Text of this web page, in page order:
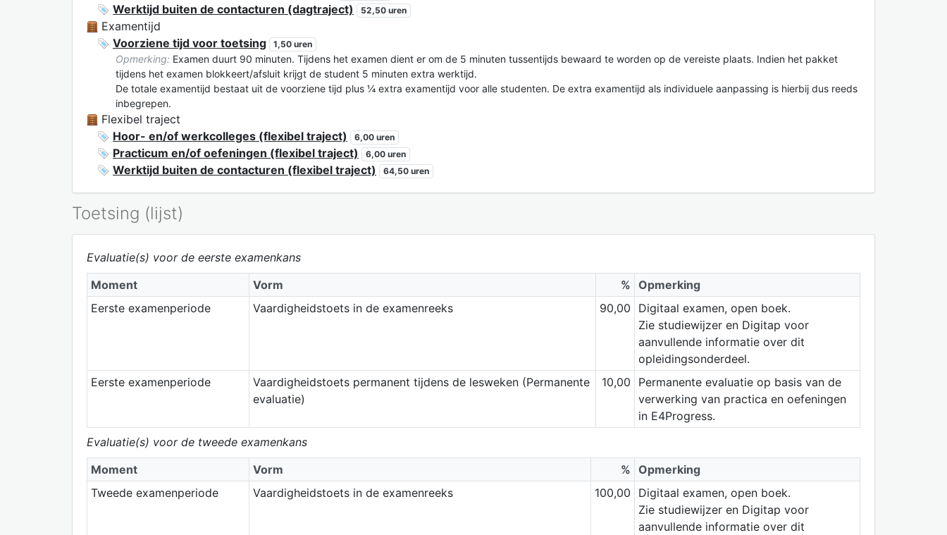
Werktijd buiten de contacturen (dagtraject) 52,50 uren
Examentijd
Voorziene tijd voor toetsing
1,50 uren
Opmerking: Examen duurt 90 minuten. Tijdens het examen dient er om de 5 minuten tussentijds bewaard te worden op de vereiste plaats. Indien het pakket
tijdens het examen blokkeert/afsluit krijgt de student 5 minuten extra werktijd.
De totale examentijd bestaat uit de voorziene tijd plus ¼ extra examentijd voor alle studenten. De extra examentijd als individuele aanpassing is hierbij dus reeds
inbegrepen.
Flexibel traject
Hoor- en/of werkcolleges (flexibel traject)
6,00 uren
Practicum en/of oefeningen (flexibel traject) 6,00 uren
Werktijd buiten de contacturen (flexibel traject) 64,50 uren
Toetsing (lijst)
Evaluatie(s) voor de eerste examenkans
Moment
Vorm % Opmerking
Eerste examenperiode
Vaardigheidstoets in de examenreeks 90,00
Digitaal examen, open boek.
Zie studiewijzer en Digitap voor
aanvullende informatie over dit
opleidingsonderdeel.
Eerste examenperiode
Vaardigheidstoets permanent tijdens de lesweken (Permanente
evaluatie)
10,00
Permanente evaluatie op basis van de
verwerking van practica en oefeningen
in E4Progress.
Evaluatie(s) voor de tweede examenkans
Moment
Vorm % Opmerking
Tweede examenperiode
Vaardigheidstoets in de examenreeks 100,00
Digitaal examen, open boek.
Zie studiewijzer en Digitap voor
aanvullende informatie over dit